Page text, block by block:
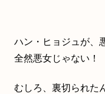
ハン・ヒョジュが、
全然悪女じゃない！
むしろ、裏切られた